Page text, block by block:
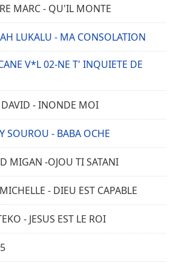
MARC - QU'IL MONTE
LUKALU - MA CONSOLATION
V*L 02-NE T' INQUIETE DE
- INONDE MOI
SOUROU - BABA OCHE
MIGAN -OJOU TI SATANI
- DIEU EST CAPABLE
- JESUS EST LE ROI